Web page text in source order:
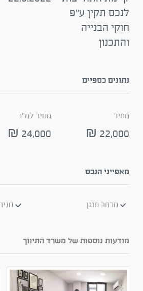
לנכס תקין ע"פ
חוקי הבנייה
והתכנון
נתונים כספיים
מחיר
22,000 ₪
מחיר למ"ר
24,000 ₪
מאפייני הנכס
מרחב מוגן
מודעות נוספות של משרד התיווך